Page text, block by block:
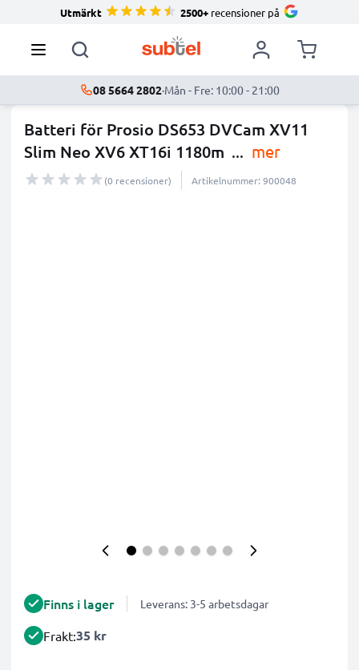
Utmärkt 2500+ recensioner på
08 5664 2802·Mån - Fre: 10:00 - 21:00
Batteri för Prosio DS653 DVCam XV11
Slim Neo XV6 XT16i 1180m ... mer
(0 recensioner) Artikelnummer: 900048
Finns i lager Leverans: 3-5 arbetsdagar
Frakt:35 kr